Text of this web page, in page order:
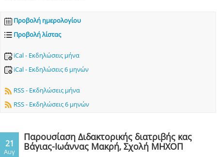
Προβολή ημερολογίου
Προβολή λίστας
iCal - Εκδηλώσεις μήνα
iCal - Εκδηλώσεις 6 μηνών
RSS - Εκδηλώσεις μήνα
RSS - Εκδηλώσεις 6 μηνών
21
Αυγ
Παρουσίαση Διδακτορικής διατριβής κας
Βάγιας-Ιωάννας Μακρή, Σχολή ΜΗΧΟΠ